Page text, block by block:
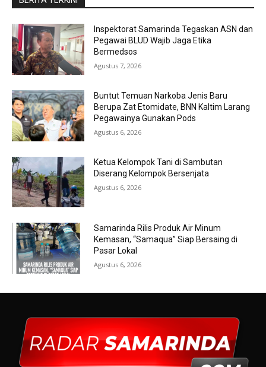
Inspektorat Samarinda Tegaskan ASN dan
Pegawai BLUD Wajib Jaga Etika
Bermedsos
Agustus 7, 2026
Buntut Temuan Narkoba Jenis Baru
Berupa Zat Etomidate, BNN Kaltim Larang
Pegawainya Gunakan Pods
Agustus 6, 2026
Ketua Kelompok Tani di Sambutan
Diserang Kelompok Bersenjata
Agustus 6, 2026
Samarinda Rilis Produk Air Minum
Kemasan, “Samaqua” Siap Bersaing di
Pasar Lokal
Agustus 6, 2026